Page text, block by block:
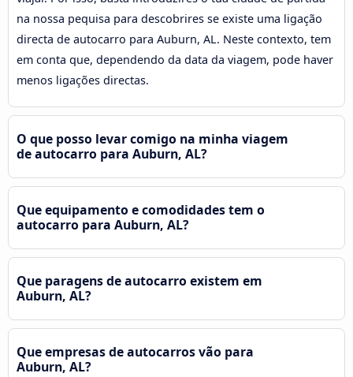
na nossa pequisa para descobrires se existe uma ligação
directa de autocarro para Auburn, AL. Neste contexto, tem
em conta que, dependendo da data da viagem, pode haver
menos ligações directas.
O que posso levar comigo na minha viagem
de autocarro para Auburn, AL?
Que equipamento e comodidades tem o
autocarro para Auburn, AL?
Que paragens de autocarro existem em
Auburn, AL?
Que empresas de autocarros vão para
Auburn, AL?